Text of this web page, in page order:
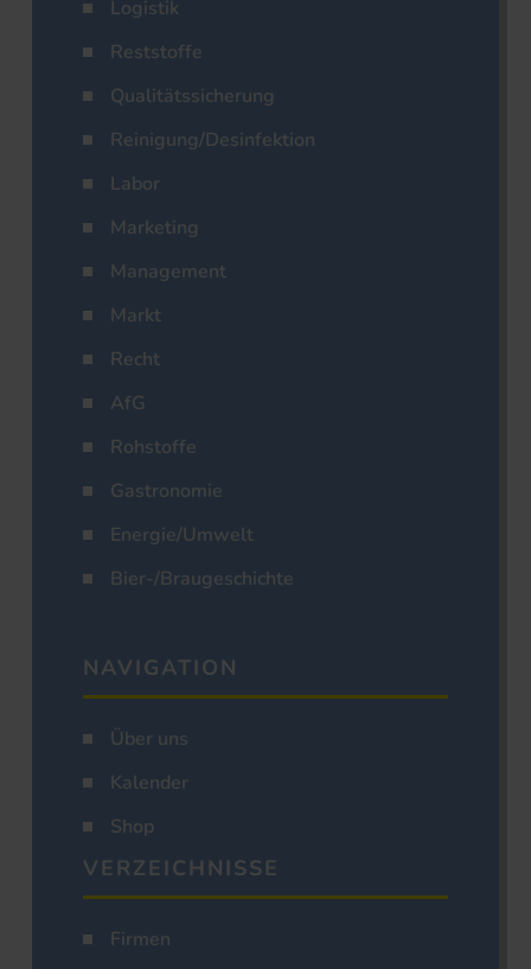
Logistik
Reststoffe
Qualitätssicherung
Reinigung/Desinfektion
Labor
Marketing
Management
Markt
Recht
AfG
Rohstoffe
Gastronomie
Energie/Umwelt
Bier-/Braugeschichte
NAVIGATION
Über uns
Kalender
Shop
VERZEICHNISSE
Firmen